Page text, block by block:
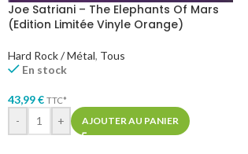
Joe Satriani – The Elephants Of Mars
(Edition Limitée Vinyle Orange)
Hard Rock / Métal, Tous
En stock
43,99€ TTC*
- + AJOUTER AU PANIER